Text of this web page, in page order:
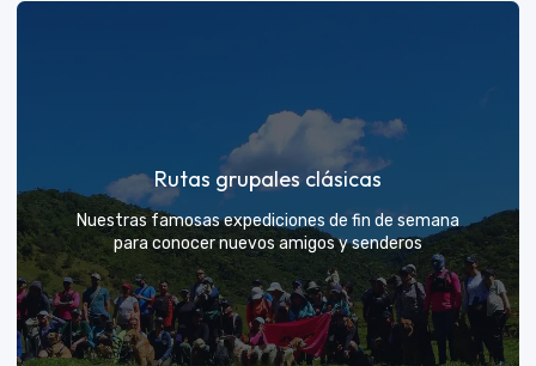
Rutas grupales clásicas
Nuestras famosas expediciones de fin de semana
para conocer nuevos amigos y senderos